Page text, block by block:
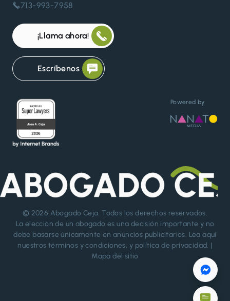
713-993-7958
¡Llama ahora!
Escríbenos
Powered by
© 2026 Abogado Ceja. Todos los derechos reservados.
La elección de un abogado es una decisión importante y no
debe basarse únicamente en anuncios publicitarios. Lea aquí
nuestrostérminos y condiciones, y política de privacidad. |
Mapa del sitio